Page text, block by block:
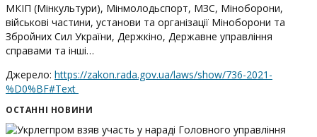
МКІП (Мінкультури), Мінмолодьспорт, МЗС, Міноборони,
військові частини, установи та організації Міноборони та
Збройних Сил України, Держкіно, Державне управління
справами та інші…
Джерело: https://zakon.rada.gov.ua/laws/show/736-2021-
%D0%BF#Text
ОСТАННІ НОВИНИ